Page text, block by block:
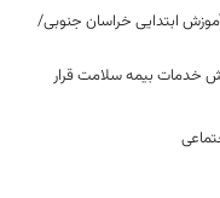
ابتدایی خراسان جنوبی/
خدمات بیمه سلامت قرار